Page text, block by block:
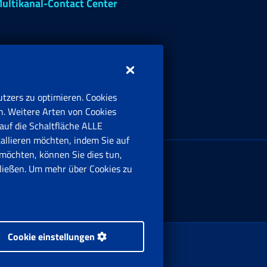
Contact Center
Ciro il Grande, 21
Roma
vorbehalten.
zu optimieren. Cookies
Weitere Arten von Cookies
die Schaltfläche ALLE
möchten, indem Sie auf
können Sie dies tun,
Um mehr über Cookies zu
Cookie einstellungen